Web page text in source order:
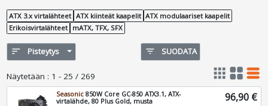
ATX 3.x virtalähteet ATX kiinteät kaapelit ATX modulaariset kaapelit
Erikoisvirtalähteet mATX, TFX, SFX
sort Pisteytys filter_list SUODATA
Näytetään : 1 - 25 / 269 apps grid_view table_rows
Seasonic 850W Core GC-850 ATX3.1, ATX-
virtalähde, 80 Plus Gold, musta
96,90 €